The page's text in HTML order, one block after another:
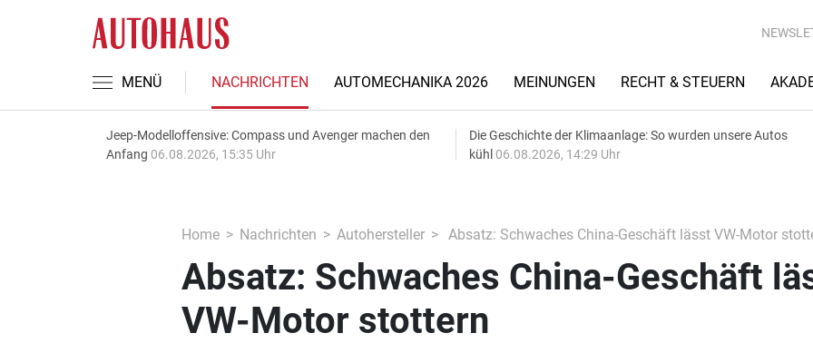
MENÜ NACHRICHTEN AUTOMECHANIKA 2026 MEINUNGEN RECHT & STEUERN
Jeep-Modelloffensive: Compass und Avenger machen den
Anfang 06.08.2026, 15:35 Uhr
Die Geschichte der Klimaanlage: So wurden unsere Autos
kühl 06.08.2026, 14:29 Uhr
Home Nachrichten Autohersteller Absatz: Schwaches China-Geschäft lässt VW-Motor
Absatz: Schwaches China-Geschäft
VW-Motor stottern